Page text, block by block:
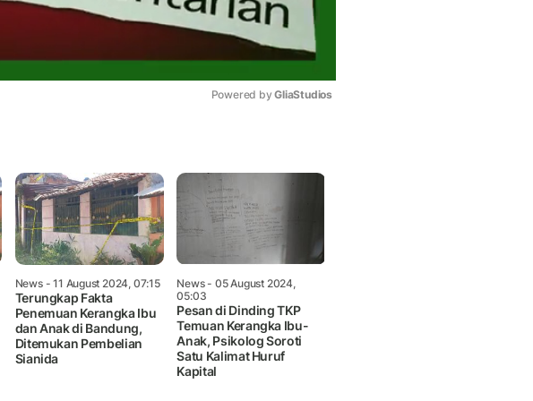
Powered by GliaStudios
News- 11 August 2024, 07:15
Terungkap Fakta
Penemuan Kerangka Ibu
dan Anak di Bandung,
Ditemukan Pembelian
Sianida
News- 05 August 2024,
05:03
Pesan di Dinding TKP
Temuan Kerangka Ibu-
Anak, Psikolog Soroti
Satu Kalimat Huruf
Kapital